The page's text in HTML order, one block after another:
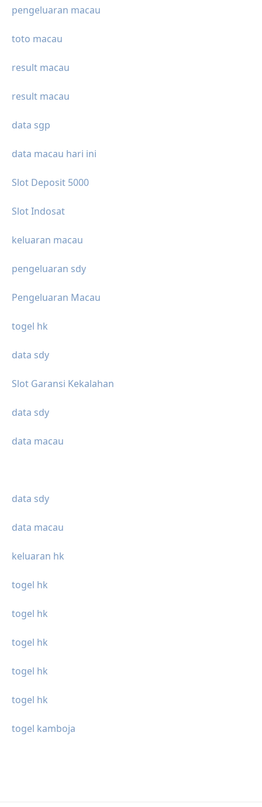
pengeluaran macau
toto macau
result macau
result macau
data sgp
data macau hari ini
Slot Deposit 5000
Slot Indosat
keluaran macau
pengeluaran sdy
Pengeluaran Macau
togel hk
data sdy
Slot Garansi Kekalahan
data sdy
data macau
data sdy
data macau
keluaran hk
togel hk
togel hk
togel hk
togel hk
togel hk
togel kamboja